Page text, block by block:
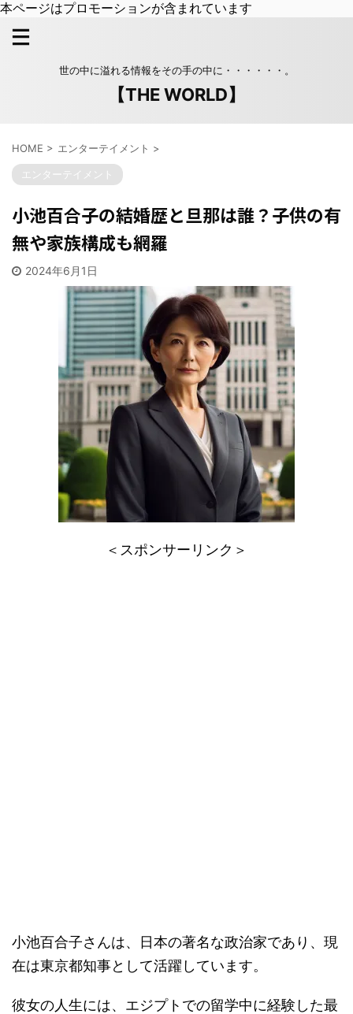
本ページはプロモーションが含まれています
世の中に溢れる情報をその手の中に・・・・・・。
【THE WORLD】
HOME > エンターテイメント >
エンターテイメント
小池百合子の結婚歴と旦那は誰？子供の有
無や家族構成も網羅
2024年6月1日
＜スポンサーリンク＞
小池百合子さんは、日本の著名な政治家であり、現
在は東京都知事として活躍しています。
彼女の人生には、エジプトでの留学中に経験した最